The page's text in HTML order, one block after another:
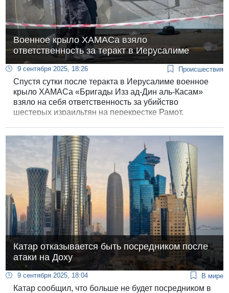
Военное крыло ХАМАСа взяло
ответственность за теракт в Иерусалиме
9 сентября 2025, 18:26 Происшествия
Спустя сутки после теракта в Иерусалиме военное
крыло ХАМАСа «Бригады Изз ад-Дин аль-Касам»
взяло на себя ответственность за убийство
шестерых израильтян на перекрестке Рамот.
Катар отказывается быть посредником после
атаки на Доху
9 сентября 2025, 18:04 В мире
Катар сообщил, что больше не будет посредником в